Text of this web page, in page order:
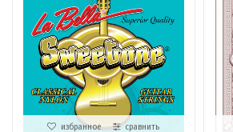
избранное сравнить